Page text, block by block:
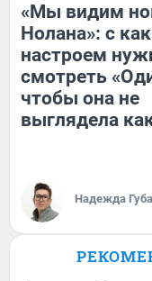
«Мы видим
Нолана»: с
настроем
смотреть
чтобы она не
выглядела
Надежда